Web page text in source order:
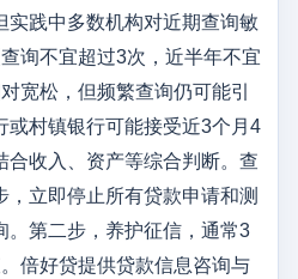
实践中多数机构对近期查询敏
询不宜超过3次，近半年不宜
宽松，但频繁查询仍可能引
或村镇银行可能接受近3个月4
合收入、资产等综合判断。查
立即停止所有贷款申请和测
。第二步，养护征信，通常3
倍好贷提供贷款信息咨询与